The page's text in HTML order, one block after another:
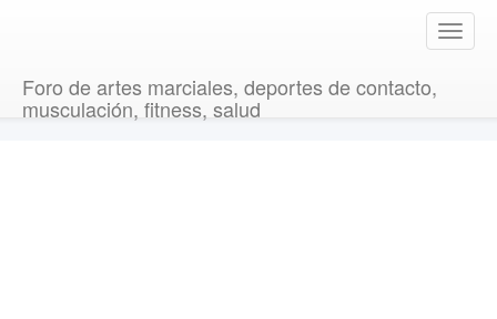
T
o
Foro de artes marciales, deportes de contacto,
musculación, fitness, salud